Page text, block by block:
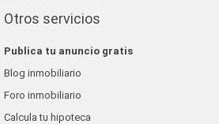
Otros servicios
Publica tu anuncio gratis
Blog inmobiliario
Foro inmobiliario
Calcula tu hipoteca